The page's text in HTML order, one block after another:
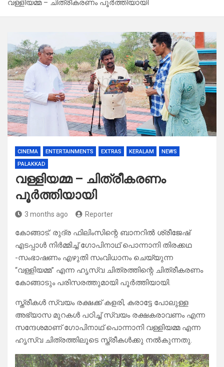
വള്ളിയമ്മ – ചിത്രീകരണം പൂർത്തിയായി
CINEMA ENTERTAINMENTS EXTRAS KERALAM
NEWS
PALAKKAD
വള്ളിയമ്മ – ചിത്രീകരണം
പൂർത്തിയായി
3 months ago Reporter
കോങ്ങാട്: രുദ്ര ഫിലിംസിന്റെ ബാനറിൽ ശ്രീജേഷ്
എടപ്പാൾ നിർമ്മിച്ച് ഗോപിനാഥ് പൊന്നാനി തിരക്കഥ
-സംഭാഷണം എഴുതി സംവിധാനം ചെയ്യുന്ന
“വള്ളിയമ്മ” എന്ന ഹൃസ്വ ചിത്രത്തിന്റെ ചിത്രീകരണം
കോങ്ങാടും പരിസരത്തുമായി പൂർത്തിയായി.
സ്ത്രീകൾ സ്വയം രക്ഷക്ക് കളരി, കരാട്ടേ പോലുള്ള
അഭ്യാസ മുറകൾ പഠിച്ച് സ്വയം രക്ഷകരാവണം എന്ന
സന്ദേശമാണ് ഗോപിനാഥ് പൊന്നാനി വള്ളിയമ്മ എന്ന
ഹൃസ്വ ചിത്രത്തിലൂടെ സ്ത്രീകൾക്കു നൽകുന്നതു.